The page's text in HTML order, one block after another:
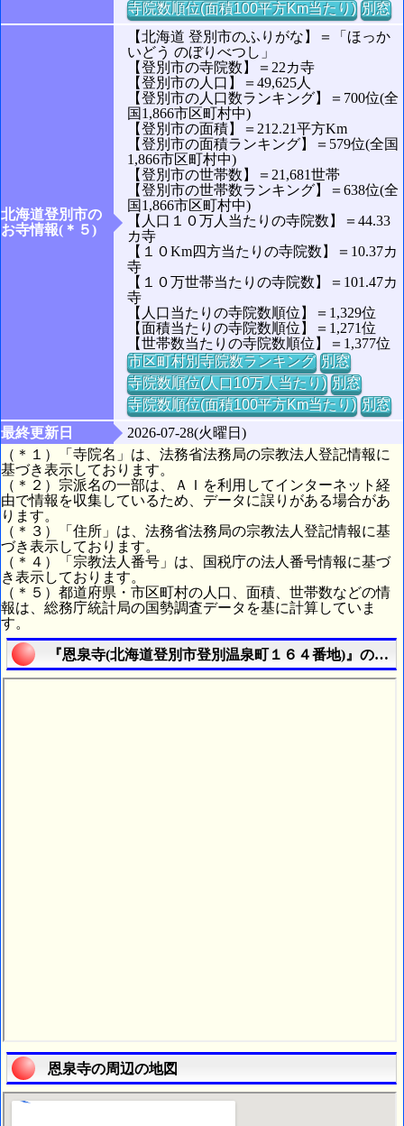
寺院数順位(面積100平方Km当たり) 別窓
北海道登別市の
お寺情報(＊５)
【北海道 登別市のふりがな】＝「ほっか
いどう のぼりべつし」
【登別市の寺院数】＝22カ寺
【登別市の人口】＝49,625人
【登別市の人口数ランキング】＝700位(全
国1,866市区町村中)
【登別市の面積】＝212.21平方Km
【登別市の面積ランキング】＝579位(全国
1,866市区町村中)
【登別市の世帯数】＝21,681世帯
【登別市の世帯数ランキング】＝638位(全
国1,866市区町村中)
【人口１０万人当たりの寺院数】＝44.33
カ寺
【１０Km四方当たりの寺院数】＝10.37カ
寺
【１０万世帯当たりの寺院数】＝101.47カ
寺
【人口当たりの寺院数順位】＝1,329位
【面積当たりの寺院数順位】＝1,271位
【世帯数当たりの寺院数順位】＝1,377位
市区町村別寺院数ランキング 別窓
寺院数順位(人口10万人当たり) 別窓
寺院数順位(面積100平方Km当たり) 別窓
最終更新日
2026-07-28(火曜日)
（＊１）「寺院名」は、法務省法務局の宗教法人登記情報に
基づき表示しております。
（＊２）宗派名の一部は、ＡＩを利用してインターネット経
由で情報を収集しているため、データに誤りがある場合があ
ります。
（＊３）「住所」は、法務省法務局の宗教法人登記情報に基
づき表示しております。
（＊４）「宗教法人番号」は、国税庁の法人番号情報に基づ
き表示しております。
（＊５）都道府県・市区町村の人口、面積、世帯数などの情
報は、総務庁統計局の国勢調査データを基に計算していま
す。
『恩泉寺(北海道登別市登別温泉町１６４番地)』の航
恩泉寺の周辺の地図